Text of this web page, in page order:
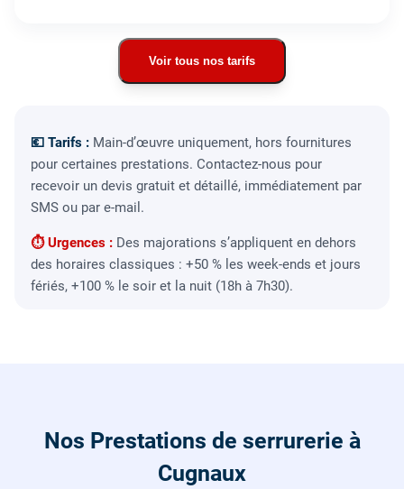
Voir tous nos tarifs
💶 Tarifs : Main-d’œuvre uniquement, hors fournitures
pour certaines prestations. Contactez-nous pour
recevoir un devis gratuit et détaillé, immédiatement par
SMS ou par e-mail.
⏱ Urgences : Des majorations s’appliquent en dehors
des horaires classiques : +50 % les week-ends et jours
fériés, +100 % le soir et la nuit (18h à 7h30).
Nos Prestations de serrurerie à
Cugnaux